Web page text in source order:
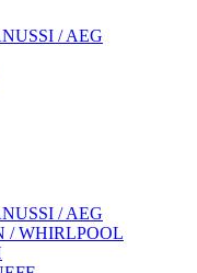
/ AEG
/ AEG
/ WHIRLPOOL